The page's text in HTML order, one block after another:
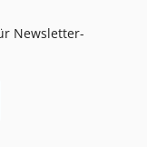
Newsletter-